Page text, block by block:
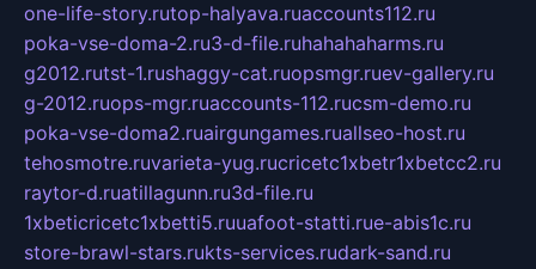
one-life-story.rutop-halyava.ruaccounts112.ru
poka-vse-doma-2.ru3-d-file.ruhahahaharms.ru
g2012.rutst-1.rushaggy-cat.ruopsmgr.ruev-gallery.ru
g-2012.ruops-mgr.ruaccounts-112.rucsm-demo.ru
poka-vse-doma2.ruairgungames.ruallseo-host.ru
tehosmotre.ruvarieta-yug.rucricetc1xbetr1xbetcc2.ru
raytor-d.ruatillagunn.ru3d-file.ru
1xbeticricetc1xbetti5.ruuafoot-statti.rue-abis1c.ru
store-brawl-stars.rukts-services.rudark-sand.ru